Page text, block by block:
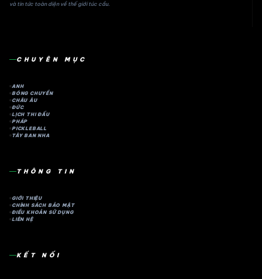
và tin tức toàn diện về thế giới túc cầu.
CHUYÊN MỤC
ANH
BÓNG CHUYỀN
CHÂU ÂU
ĐỨC
LỊCH THI ĐẤU
PHÁP
PICKLEBALL
TÂY BAN NHA
THÔNG TIN
GIỚI THIỆU
CHÍNH SÁCH BẢO MẬT
ĐIỀU KHOẢN SỬ DỤNG
LIÊN HỆ
KẾT NỐI